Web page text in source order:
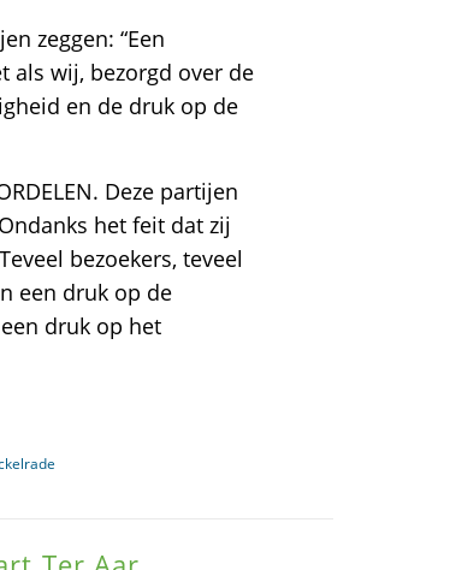
zeggen: “Een
als wij, bezorgd over de
en de druk op de
Deze partijen
het feit dat zij
bezoekers, teveel
een druk op de
druk op het